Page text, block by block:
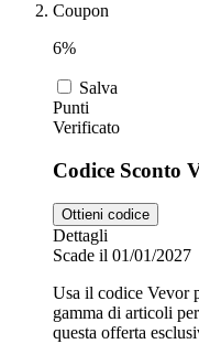
Coupon
6%
Salva
Punti
Verificato
Codice Sconto
Ottieni codice
Dettagli
Scade il 01/01/2027
Usa il codice Vevor
gamma di articoli
questa offerta